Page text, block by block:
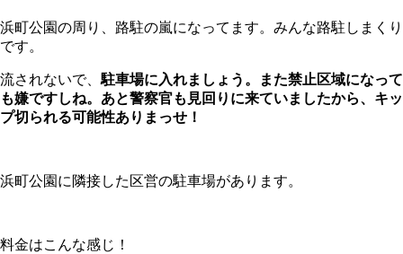
浜町公園の周り、路駐の嵐になってます。みんな路駐しまくり
です。
流されないで、 駐車場に入れましょう。また禁止区域になって
も嫌ですしね。あと警察官も見回りに来ていましたから、キッ
プ切られる可能性ありまっせ！
浜町公園に隣接した区営の駐車場があります。
料金はこんな感じ！